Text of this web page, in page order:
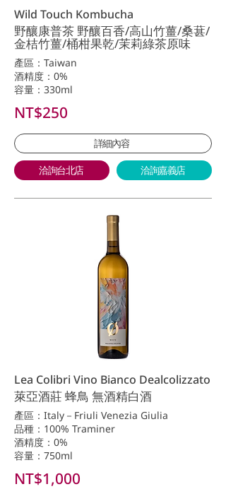
Wild Touch Kombucha
野釀康普茶 野釀百香/高山竹薑/桑葚/
金桔竹薑/桶柑果乾/茉莉綠茶原味
產區：Taiwan
酒精度：0%
容量：330ml
NT$250
詳細內容
洽詢台北店 洽詢嘉義店
Lea Colibri Vino Bianco Dealcolizzato
萊亞酒莊 蜂鳥 無酒精白酒
產區：Italy－Friuli Venezia Giulia
品種：100% Traminer
酒精度：0%
容量：750ml
NT$1,000